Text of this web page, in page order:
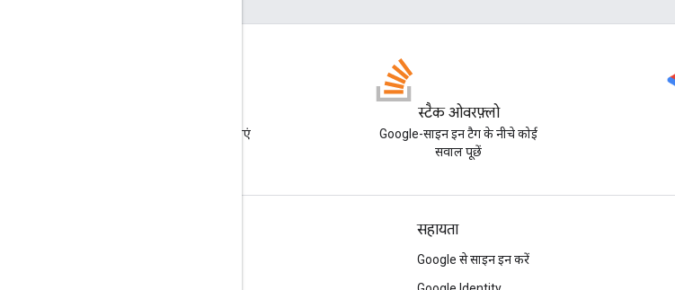
हमारे नमूने लें और उन्हें खुद आज़माएं
स्टैक ओवरफ़्लो
Google-साइन इन टैग के नीचे कोई
सवाल पूछें
सहायता
Google से साइन इन करें